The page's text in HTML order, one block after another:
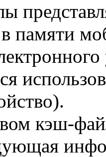
памяти
кэш-